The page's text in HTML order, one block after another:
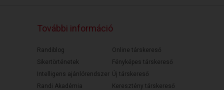
További információ
Randiblog
Sikertörténetek
Intelligens ajánlórendszer
Randi Akadémia
Online társkereső
Fényképes társkereső
Új társkereső
Keresztény társkereső